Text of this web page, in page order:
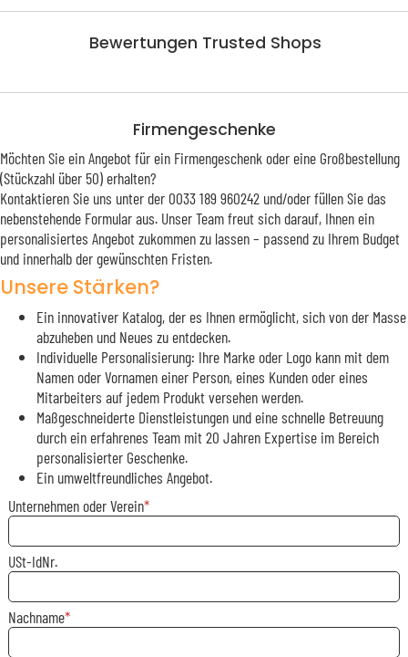
Bewertungen Trusted Shops
Firmengeschenke
Möchten Sie ein Angebot für ein Firmengeschenk oder eine Großbestellung
(Stückzahl über 50) erhalten?
Kontaktieren Sie uns unter der 0033 189 960242 und/oder füllen Sie das
nebenstehende Formular aus. Unser Team freut sich darauf, Ihnen ein
personalisiertes Angebot zukommen zu lassen – passend zu Ihrem Budget
und innerhalb der gewünschten Fristen.
Unsere Stärken?
Ein innovativer Katalog, der es Ihnen ermöglicht, sich von der Masse
abzuheben und Neues zu entdecken.
Individuelle Personalisierung: Ihre Marke oder Logo kann mit dem
Namen oder Vornamen einer Person, eines Kunden oder eines
Mitarbeiters auf jedem Produkt versehen werden.
Maßgeschneiderte Dienstleistungen und eine schnelle Betreuung
durch ein erfahrenes Team mit 20 Jahren Expertise im Bereich
personalisierter Geschenke.
Ein umweltfreundliches Angebot.
Unternehmen oder Verein
USt-IdNr.
Nachname